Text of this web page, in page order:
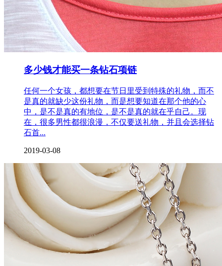
多少钱才能买一条钻石项链
任何一个女孩，都想要在节日里受到特殊的礼物，而不
是真的就缺少这份礼物，而是想要知道在那个他的心
中，是不是真的有地位，是不是真的就在乎自己。现
在，很多男性都很浪漫，不仅要送礼物，并且会选择钻
石首...
2019-03-08